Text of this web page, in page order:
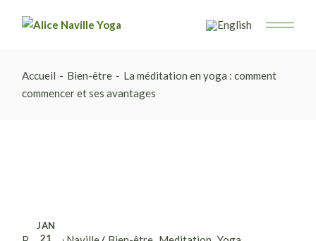
Accueil Bien-être
La méditation en yoga : comment
commencer et ses avantages
JAN
21